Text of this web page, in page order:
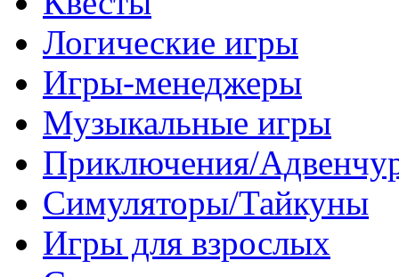
Логические игры
Игры-менеджеры
Музыкальные игры
Приключения/
Симуляторы/Тайкуны
Игры для взрослых